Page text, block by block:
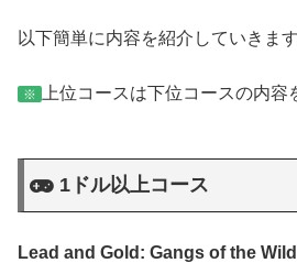
以下簡単に内容を紹介していきます
※ 上位コースは下位コースの内容
1ドル以上コース
Lead and Gold: Gangs of the